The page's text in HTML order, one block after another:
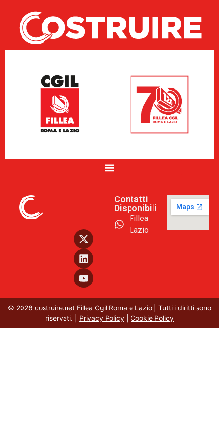
Contatti
Disponibili
Fillea
Lazio
© 2026 costruire.net Fillea Cgil Roma e Lazio | Tutti i diritti sono
riservati. | Privacy Policy Cookie Policy